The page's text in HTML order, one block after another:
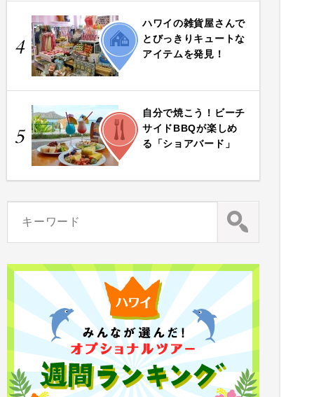
4
LIFE
ハワイの雑貨屋さんで
とびっきりキュートな
アイテムを発見！
5
FOOD
自分で焼こう！ビーチ
サイドBBQが楽しめ
る「ショアバード」